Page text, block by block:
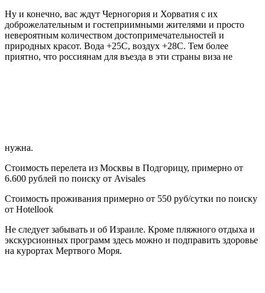
Ну и конечно, вас ждут Черногория и Хорватия с их
доброжелательным и гостеприимными жителями и просто
невероятным количеством достопримечательностей и
природных красот. Вода +25С, воздух +28С. Тем более
приятно, что россиянам для въезда в эти страны виза не
нужна.
Стоимость перелета из Москвы в Подгорицу, примерно от
6.600 рублей по поиску от Avisales
Стоимость проживания примерно от 550 руб/сутки по поиску
от Hotellook
Не следует забывать и об Израиле. Кроме пляжного отдыха и
экскурсионных программ здесь можно и подправить здоровье
на курортах Мертвого Моря.